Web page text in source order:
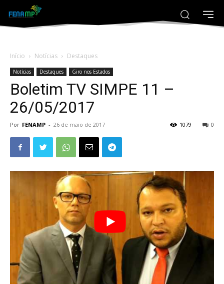
Início Notícias Destaques
Notícias Destaques Giro nos Estados
Boletim TV SIMPE 11 –
26/05/2017
Por FENAMP - 26 de maio de 2017 0
1079